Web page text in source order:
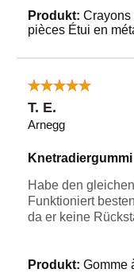
Produkt: Crayons
pièces Étui en
T. E.
Arnegg
Knetradiergummi
Habe den
Funktioniert
da er keine
Produkt: Gomme